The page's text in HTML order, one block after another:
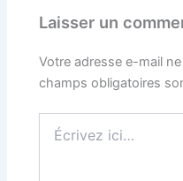
Laisser un
Votre adresse e-mail
champs obligatoires
ici…